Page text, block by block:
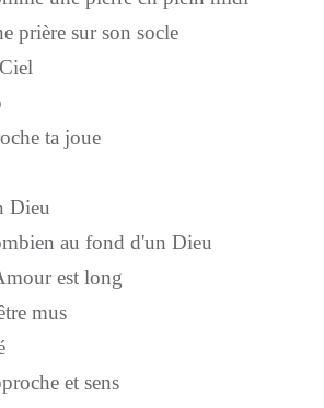
sur son socle
joue
fond d'un Dieu
long
et sens